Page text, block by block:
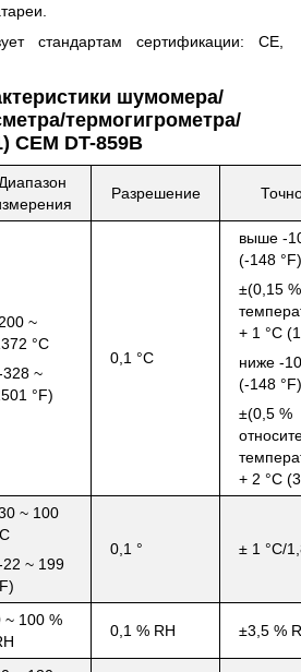
стандартам сертификации: CE,
шумомера/
термогигрометра/
CEM DT-859B
Диапазон
Разрешение
~
°C
328 ~
°F)
0,1 °С
выше-
(-148 °F
±(0,15 %
+ 1 °C (
ниже-
(-148 °F
±(0,5 %
+ 2 °C (
~ 100
22 ~ 199
)
0,1 ° ± 1 °C/
~ 100 %
0,1 % RH ±3,5 %